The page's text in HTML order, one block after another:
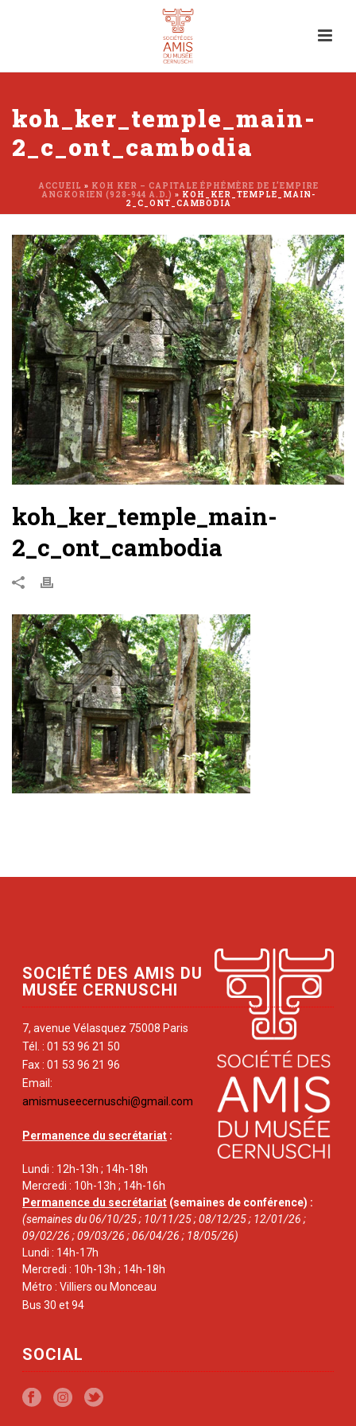
koh_ker_temple_main-
2_c_ont_cambodia
ACCUEIL » KOH KER – CAPITALE ÉPHÉMÈRE DE L’EMPIRE
ANGKORIEN (928-944 A.D.) » KOH_KER_TEMPLE_MAIN-
2_C_ONT_CAMBODIA
koh_ker_temple_main-
2_c_ont_cambodia
SOCIÉTÉ DES AMIS DU
MUSÉE CERNUSCHI
7, avenue Vélasquez 75008 Paris
Tél. : 01 53 96 21 50
Fax : 01 53 96 21 96
Email:
amismuseecernuschi@gmail.com
Permanence du secrétariat :
Lundi : 12h-13h ; 14h-18h
Mercredi : 10h-13h ; 14h-16h
Permanence du secrétariat (semaines de conférence) :
(semaines du 06/10/25 ; 10/11/25 ; 08/12/25 ; 12/01/26 ;
09/02/26 ; 09/03/26 ; 06/04/26 ; 18/05/26)
Lundi : 14h-17h
Mercredi : 10h-13h ; 14h-18h
Métro : Villiers ou Monceau
Bus 30 et 94
SOCIAL